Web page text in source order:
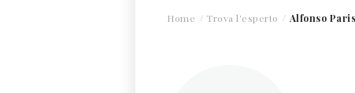
Home Trova l'esperto Alfonso